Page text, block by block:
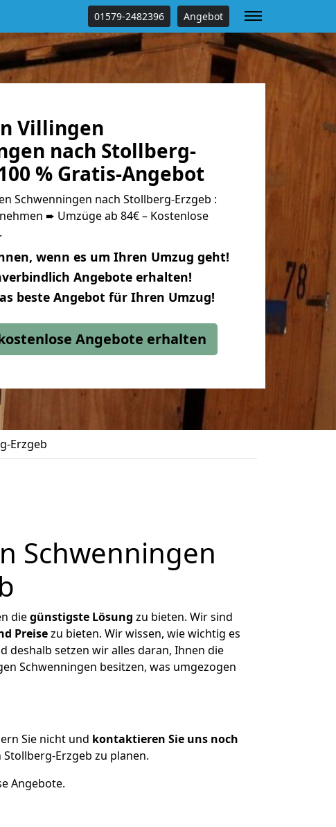
01579-2482396 Angebot
Villingen
nach Stollberg-
% Gratis-Angebot
Schwenningen nach Stollberg-Erzgeb :
➨ Umzüge ab 84€ – Kostenlose
wenn es um Ihren Umzug geht!
Angebote erhalten!
beste Angebot für Ihren Umzug!
Angebote erhalten
Erzgeb
Schwenningen
diegünstigste Lösung zu bieten. Wir sind
Preisezu bieten. Wir wissen, wie wichtig es
deshalb setzen wir alles daran, Ihnen die
Schwenningen besitzen, was umgezogen
Sie nicht und kontaktieren Sie uns noch
Erzgeb zu planen.
Angebote.